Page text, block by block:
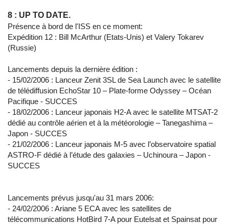
8 : UP TO DATE.
Présence à bord de l'ISS en ce moment:
Expédition 12 : Bill McArthur (Etats-Unis) et Valery Tokarev
(Russie)
Lancements depuis la dernière édition :
- 15/02/2006 : Lanceur Zenit 3SL de Sea Launch avec le satellite
de télédiffusion EchoStar 10 – Plate-forme Odyssey – Océan
Pacifique - SUCCES
- 18/02/2006 : Lanceur japonais H2-A avec le satellite MTSAT-2
dédié au contrôle aérien et à la météorologie – Tanegashima –
Japon - SUCCES
- 21/02/2006 : Lanceur japonais M-5 avec l’observatoire spatial
ASTRO-F dédié à l’étude des galaxies – Uchinoura – Japon -
SUCCES
Lancements prévus jusqu'au 31 mars 2006:
- 24/02/2006 : Ariane 5 ECA avec les satellites de
télécommunications HotBird 7-A pour Eutelsat et Spainsat pour